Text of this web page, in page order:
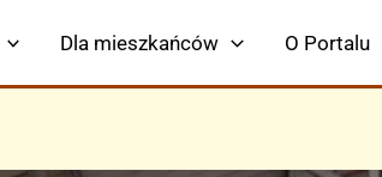
Dla mieszkańców O Portalu